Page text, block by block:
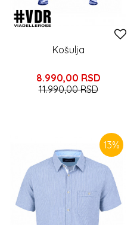
Košulja
8.990,00 RSD
11.990,00RSD
13%